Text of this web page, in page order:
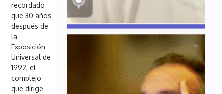
recordado
que 30 años
después de
la
Exposición
Universal de
1992, el
complejo
que dirige